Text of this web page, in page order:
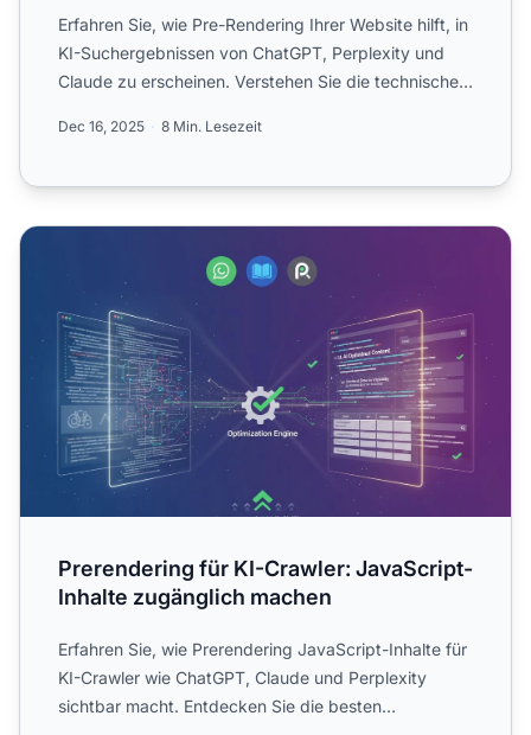
Erfahren Sie, wie Pre-Rendering Ihrer Website hilft, in
KI-Suchergebnissen von ChatGPT, Perplexity und
Claude zu erscheinen. Verstehen Sie die technische
Dec 16, 2025 8 Min. Lesezeit
Prerendering für KI-Crawler: JavaScript-Inhalte
Prerendering für KI-Crawler: JavaScript-
Inhalte zugänglich machen
Erfahren Sie, wie Prerendering JavaScript-Inhalte für
KI-Crawler wie ChatGPT, Claude und Perplexity
sichtbar macht. Entdecken Sie die besten